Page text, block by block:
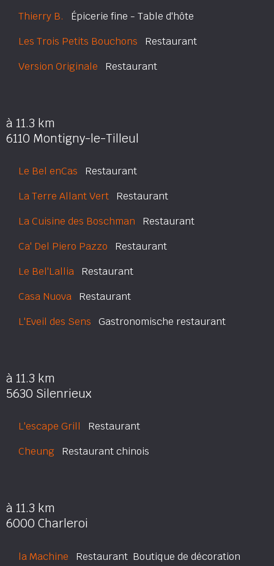
Thierry B. Épicerie fine - Table d'hôte
Les Trois Petits Bouchons Restaurant
Version Originale Restaurant
à 11.3 km
6110 Montigny-le-Tilleul
Le Bel enCas Restaurant
La Terre Allant Vert Restaurant
La Cuisine des Boschman Restaurant
Ca' Del Piero Pazzo Restaurant
Le Bel'Lallia Restaurant
Casa Nuova Restaurant
L'Eveil des Sens Gastronomische restaurant
à 11.3 km
5630 Silenrieux
L'escape Grill Restaurant
Cheung Restaurant chinois
à 11.3 km
6000 Charleroi
la Machine Restaurant  Boutique de décoration